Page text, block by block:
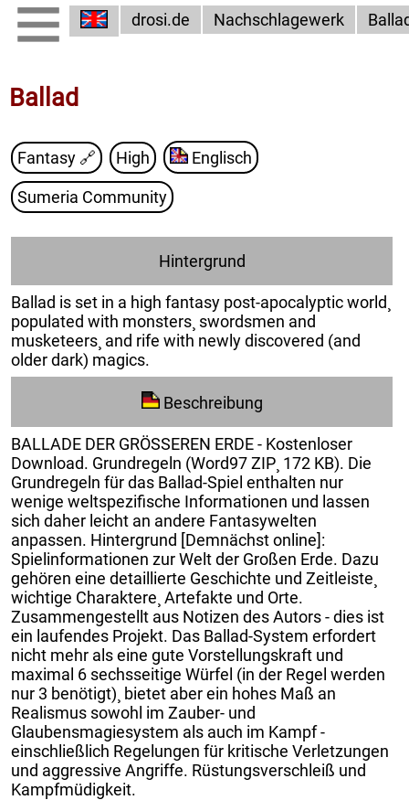
drosi.de Nachschlagewerk
Ballad
Fantasy 🔗 High Englisch
Sumeria Community
Hintergrund
Ballad is set in a high fantasy post-apocalyptic world¸
populated with monsters¸ swordsmen and
musketeers¸ and rife with newly discovered (and
older dark) magics.
Beschreibung
BALLADE DER GRÖSSEREN ERDE - Kostenloser
Download. Grundregeln (Word97 ZIP¸ 172 KB). Die
Grundregeln für das Ballad-Spiel enthalten nur
wenige weltspezifische Informationen und lassen
sich daher leicht an andere Fantasywelten
anpassen. Hintergrund [Demnächst online]:
Spielinformationen zur Welt der Großen Erde. Dazu
gehören eine detaillierte Geschichte und Zeitleiste¸
wichtige Charaktere¸ Artefakte und Orte.
Zusammengestellt aus Notizen des Autors - dies ist
ein laufendes Projekt. Das Ballad-System erfordert
nicht mehr als eine gute Vorstellungskraft und
maximal 6 sechsseitige Würfel (in der Regel werden
nur 3 benötigt)¸ bietet aber ein hohes Maß an
Realismus sowohl im Zauber- und
Glaubensmagiesystem als auch im Kampf -
einschließlich Regelungen für kritische Verletzungen
und aggressive Angriffe. Rüstungsverschleiß und
Kampfmüdigkeit.